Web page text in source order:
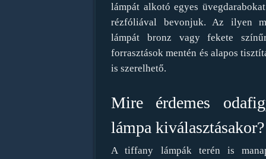
lámpát alkotó egyes
rézfóliával bevonjuk. Az ilyen
lámpát bronz vagy fekete
forrasztások mentén és alapos
is szerelhető.
Mire érdemes
lámpa kiválasztásakor?
A tiffany lámpák terén is